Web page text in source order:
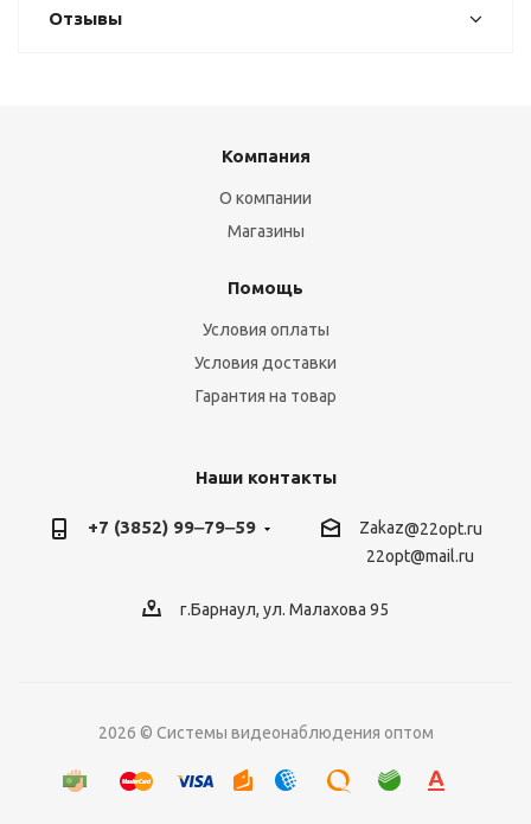
Отзывы
Компания
О компании
Магазины
Помощь
Условия оплаты
Условия доставки
Гарантия на товар
Наши контакты
+7 (3852) 99‒79‒59 Zakaz@22opt.ru
22opt@mail.ru
г.Барнаул, ул. Малахова 95
2026 © Системы видеонаблюдения оптом